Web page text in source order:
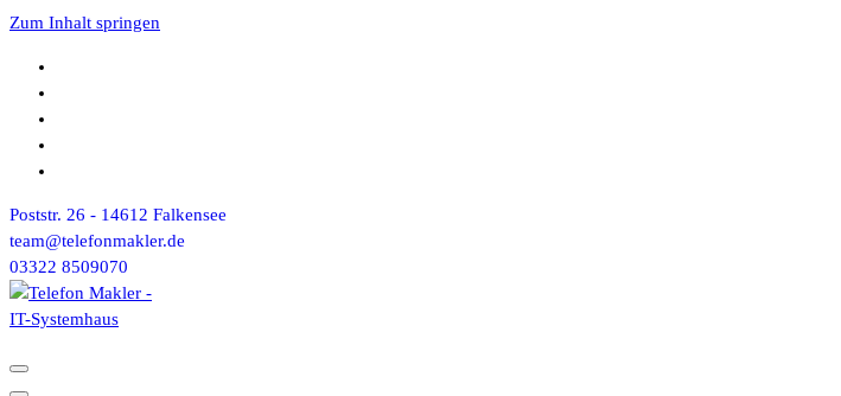
Zum Inhalt springen
Poststr. 26 - 14612 Falkensee
team@telefonmakler.de
03322 8509070